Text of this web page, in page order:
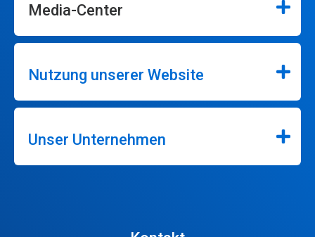
Media-Center
Nutzung unserer Website
Unser Unternehmen